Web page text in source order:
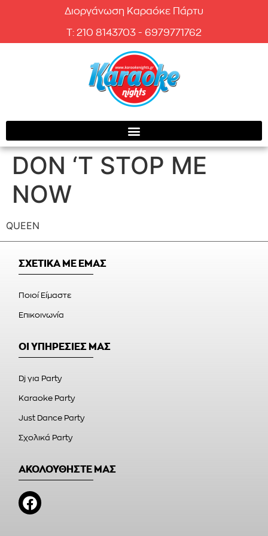
Διοργάνωση Καραόκε Πάρτυ
T: 210 8143703 - 6979771762
DON ‘T STOP ME
NOW
QUEEN
ΣΧΕΤΙΚΑ ΜΕ ΕΜΑΣ
Ποιοί Είμαστε
Επικοινωνία
ΟΙ ΥΠΗΡΕΣΙΕΣ ΜΑΣ
Dj για Party
Karaoke Party
Just Dance Party
Σχολικά Party
ΑΚΟΛΟΥΘΗΣΤΕ ΜΑΣ